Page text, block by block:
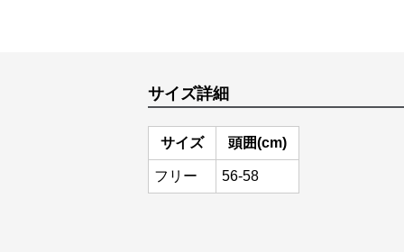
サイズ詳細
サイズ 頭囲(cm)
フリー 56-58